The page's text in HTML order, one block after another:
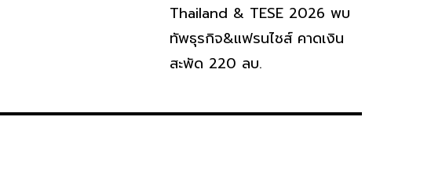
Thailand & TESE 2026 พบ
ทัพธุรกิจ&แฟรนไชส์ คาดเงิน
สะพัด 220 ลบ.